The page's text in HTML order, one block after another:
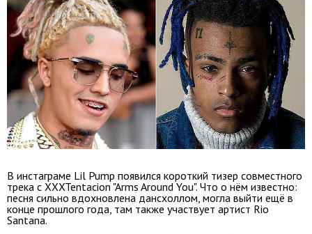
В инстаграме Lil Pump появился короткий тизер совместного
трека с XXXTentacion "Arms Around You". Что о нём известно:
песня сильно вдохновлена дансхоллом, могла выйти ещё в
конце прошлого года, там также участвует артист Rio
Santana.